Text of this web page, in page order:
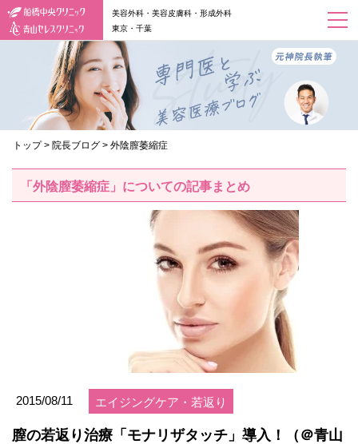
美容外科・美容皮膚科・形成外科
東京・千葉
トップ > 院長ブログ > 外陰膣萎縮症
「外陰膣萎縮症」についての記事まとめ
2015/08/11 エイジングケア・若返り
膣の若返り治療「モナリザタッチ」導入！（＠青山